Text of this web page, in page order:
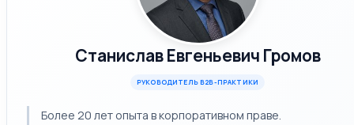
Станислав Евгеньевич Громов
РУКОВОДИТЕЛЬ B2B-ПРАКТИКИ
Более 20 лет опыта в корпоративном праве.